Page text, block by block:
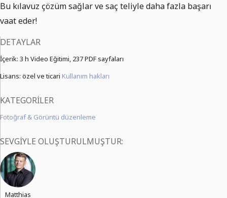
Bu kılavuz çözüm sağlar ve saç teliyle daha fazla başarı
vaat eder!
DETAYLAR
İçerik: 3 h Video Eğitimi, 237 PDF sayfaları
Lisans: özel ve ticari Kullanım hakları
KATEGORILER
Fotoğraf & Görüntü düzenleme
SEVGIYLE OLUŞTURULMUŞTUR:
Matthias